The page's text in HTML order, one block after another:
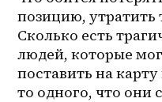
позицию, утратить
Сколько есть
людей, которые
поставить на
то одного, что